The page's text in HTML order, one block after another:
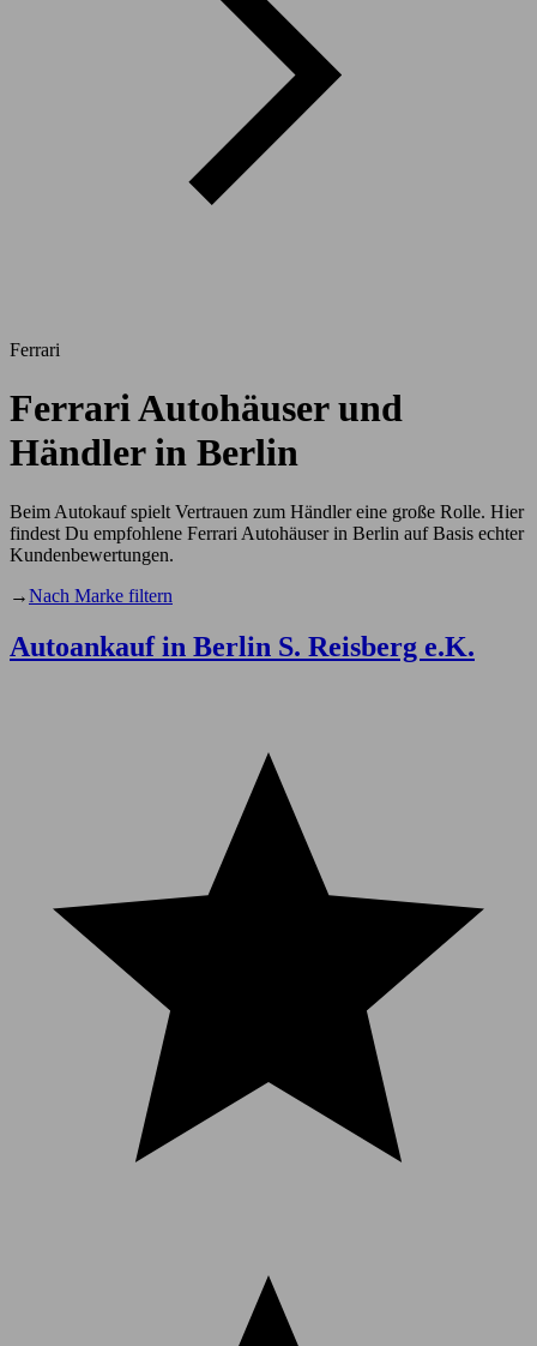
Ferrari
Ferrari Autohäuser und
Händler in Berlin
Beim Autokauf spielt Vertrauen zum Händler eine große Rolle. Hier
findest Du empfohlene Ferrari Autohäuser in Berlin auf Basis echter
Kundenbewertungen.
→Nach Marke filtern
Autoankauf in Berlin S. Reisberg e.K.